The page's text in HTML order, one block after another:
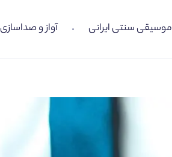
موسیقی سنتی ایرانی آواز و صداسازی